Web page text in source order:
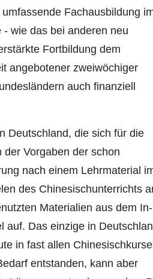
Fachausbildung
wie das bei anderen neu
Fortbildung dem
angebotener zweiwöchiger
auch finanziell
Deutschland, die sich für die
Vorgaben der schon
nach einem Lehrmaterial
des Chinesischunterrichts
Materialien aus dem
auf. Das einzige in
in fast allen
entstanden, kann aber